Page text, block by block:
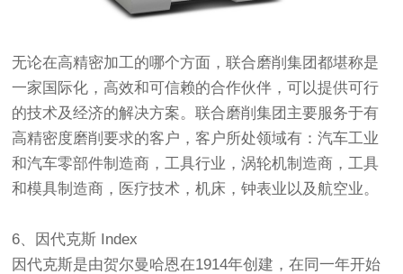
无论在高精密加工的哪个方面，联合磨削集团都堪称是
一家国际化，高效和可信赖的合作伙伴，可以提供可行
的技术及经济的解决方案。联合磨削集团主要服务于有
高精密度磨削要求的客户，客户所处领域有：汽车工业
和汽车零部件制造商，工具行业，涡轮机制造商，工具
和模具制造商，医疗技术，机床，钟表业以及航空业。
6、因代克斯 Index
因代克斯是由贺尔曼哈恩在1914年创建，在同一年开始